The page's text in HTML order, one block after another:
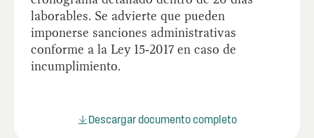
laborables. Se advierte que pueden
imponerse sanciones administrativas
conforme a la Ley 15‑2017 en caso de
incumplimiento.
Descargar documento completo